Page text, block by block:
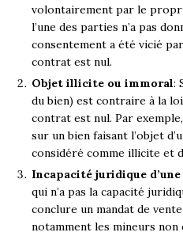
volontairement par le
l’une des parties n’a pas
consentement a été vicié
contrat est nul.
Objet illicite ou immoral:
du bien) est contraire à la
contrat est nul. Par
sur un bien faisant l’objet
considéré comme illicite et
Incapacité juridique
qui n’a pas la capacité
conclure un mandat de
notamment les mineurs non